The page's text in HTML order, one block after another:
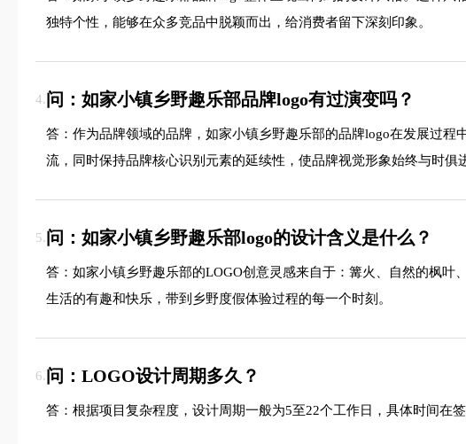
独特个性，能够在众多竞品中脱颖而出，给消费者留下深刻印象。
4.问：如家小镇乡野趣乐部品牌logo有过演变吗？
答：作为品牌领域的品牌，如家小镇乡野趣乐部的品牌logo在发展过
流，同时保持品牌核心识别元素的延续性，使品牌视觉形象始终与时俱
5.问：如家小镇乡野趣乐部logo的设计含义是什么？
答：如家小镇乡野趣乐部的LOGO创意灵感来自于：篝火、自然的枫
生活的有趣和快乐，带到乡野度假体验过程的每一个时刻。
6.问：LOGO设计周期多久？
答：根据项目复杂程度，设计周期一般为5至22个工作日，具体时间在签